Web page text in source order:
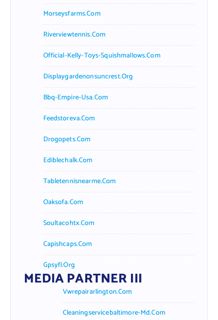
Morseysfarms.com
Riverviewtennis.com
Official-Kelly-Toys-Squishmallows.com
Displaygardenonsuncrest.org
Bbq-Empire-Usa.com
Feedstoreva.com
Drogopets.com
Ediblechalk.com
Tabletennisnearme.com
Oaksofa.com
Soultacohtx.com
Capishcaps.com
Gpsyfl.org
MEDIA PARTNER III
Vwrepairarlington.com
Cleaningservicebaltimore-Md.com